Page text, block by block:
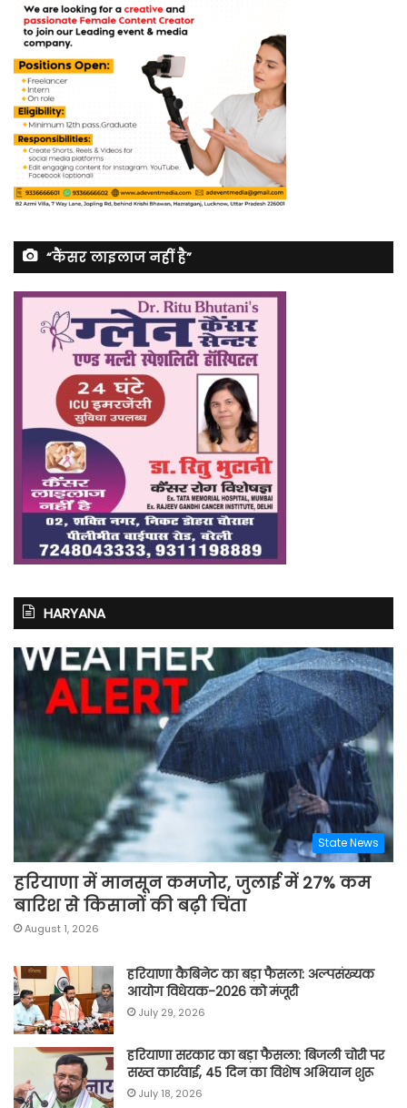
“कैंसर लाइलाज नहीं है”
HARYANA
State News
हरियाणा में मानसून कमजोर, जुलाई में 27% कम
बारिश से किसानों की बढ़ी चिंता
August 1, 2026
हरियाणा कैबिनेट का बड़ा फैसला: अल्पसंख्यक
आयोग विधेयक-2026 को मंजूरी
July 29, 2026
हरियाणा सरकार का बड़ा फैसला: बिजली चोरी पर
सख्त कार्रवाई, 45 दिन का विशेष अभियान शुरू
July 18, 2026